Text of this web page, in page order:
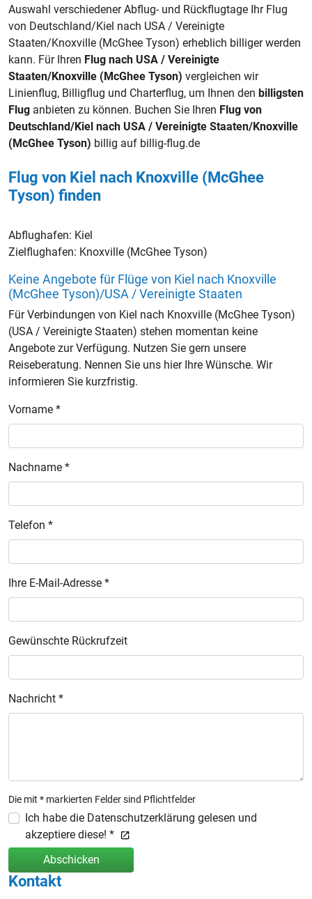
Auswahl verschiedener Abflug- und Rückflugtage Ihr Flug
von Deutschland/Kiel nach USA / Vereinigte
Staaten/Knoxville (McGhee Tyson) erheblich billiger werden
kann. Für Ihren Flug nach USA / Vereinigte
Staaten/Knoxville (McGhee Tyson) vergleichen wir
Linienflug, Billigflug und Charterflug, um Ihnen den billigsten
Flug anbieten zu können. Buchen Sie Ihren Flug von
Deutschland/Kiel nach USA / Vereinigte Staaten/Knoxville
(McGhee Tyson) billig auf billig-flug.de
Flug von Kiel nach Knoxville (McGhee
Tyson) finden
Abflughafen: Kiel
Zielflughafen: Knoxville (McGhee Tyson)
Keine Angebote für Flüge von Kiel nach Knoxville
(McGhee Tyson)/USA / Vereinigte Staaten
Für Verbindungen von Kiel nach Knoxville (McGhee Tyson)
(USA / Vereinigte Staaten) stehen momentan keine
Angebote zur Verfügung. Nutzen Sie gern unsere
Reiseberatung. Nennen Sie uns hier Ihre Wünsche. Wir
informieren Sie kurzfristig.
Vorname *
Nachname *
Telefon *
Ihre E-Mail-Adresse *
Gewünschte Rückrufzeit
Nachricht *
Die mit * markierten Felder sind Pflichtfelder
Ich habe die Datenschutzerklärung gelesen und
akzeptiere diese! *
Abschicken
Kontakt